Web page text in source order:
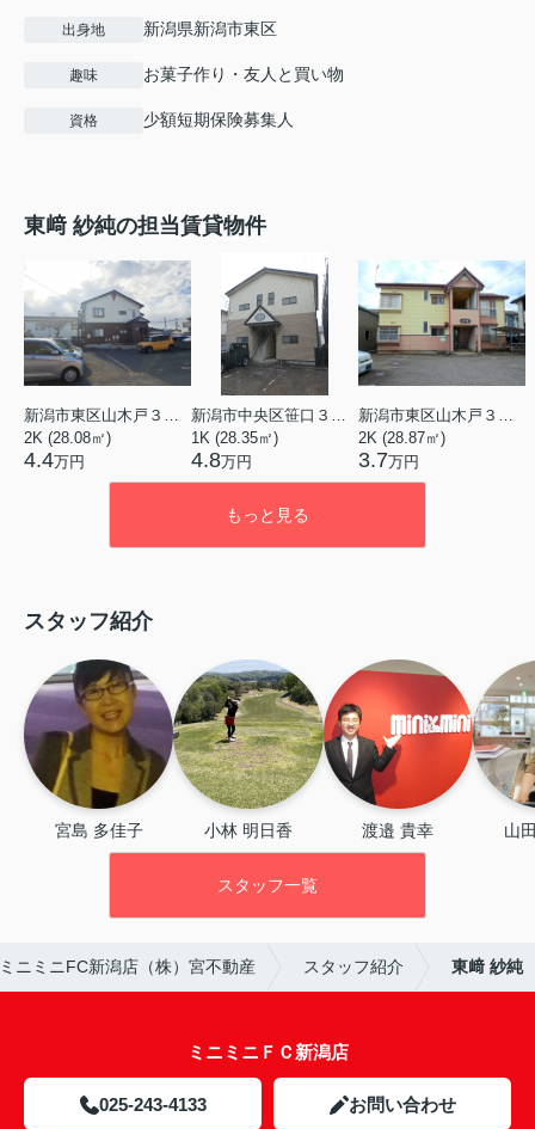
出身地 新潟県新潟市東区
趣味 お菓子作り・友人と買い物
資格 少額短期保険募集人
東﨑 紗純の担当賃貸物件
2K (28.08㎡)
4.4万円
1K (28.35㎡)
4.8万円
2K (28.87㎡)
3.7万円
もっと見る
スタッフ紹介
宮島 多佳子 小林 明日香 渡邉 貴幸 山
スタッフ一覧
ニミニFC新潟店（株）宮不動産 スタッフ紹介 東﨑 紗純
ミニミニＦＣ新潟店
025-243-4133 お問い合わせ